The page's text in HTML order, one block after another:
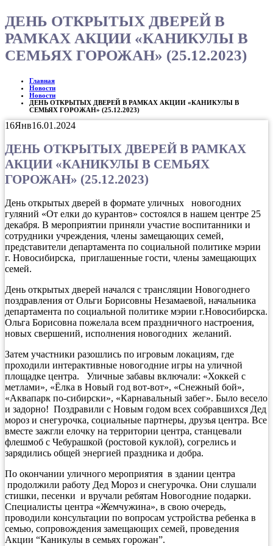
ДЕНЬ ОТКРЫТЫХ ДВЕРЕЙ В
РАМКАХ АКЦИИ «КАНИКУЛЫ В
СЕМЬЯХ ГОРОЖАН» (25.12.2023)
Главная
Новости
Новости
ДЕНЬ ОТКРЫТЫХ ДВЕРЕЙ В РАМКАХ АКЦИИ «КАНИКУЛЫ В
СЕМЬЯХ ГОРОЖАН» (25.12.2023)
16Янв16.01.2024
ДЕНЬ ОТКРЫТЫХ ДВЕРЕЙ В РАМКАХ
АКЦИИ «КАНИКУЛЫ В СЕМЬЯХ
ГОРОЖАН» (25.12.2023)
День открытых дверей в формате уличных новогодних
гуляний «От елки до курантов» состоялся в нашем центре 25
декабря. В мероприятии приняли участие воспитанники и
сотрудники учреждения, члены замещающих семей,
представители департамента по социальной политике мэрии
г. Новосибирска, приглашенные гости, члены замещающих
семей.
День открытых дверей начался с трансляции Новогоднего
поздравления от Ольги Борисовны Незамаевой, начальника
департамента по социальной политике мэрии г.Новосибирска.
Ольга Борисовна пожелала всем праздничного настроения,
новых свершений, исполнения новогодних желаний.
Затем участники разошлись по игровым локациям, где
проходили интерактивные новогодние игры на уличной
площадке центра. Уличные забавы включали: «Хоккей с
метлами», «Ёлка в Новый год вот-вот», «Снежный бой»,
«Аквапарк по-сибирски», «Карнавальный забег». Было весело
и задорно! Поздравили с Новым годом всех собравшихся Дед
мороз и снегурочка, социальные партнеры, друзья центра. Все
вместе зажгли елочку на территории центра, станцевали
флешмоб с Чебурашкой (ростовой куклой), согрелись и
зарядились общей энергией праздника и добра.
По окончании уличного мероприятия в здании центра
продолжили работу Дед Мороз и снегурочка. Они слушали
стишки, песенки и вручали ребятам Новогодние подарки.
Специалисты центра «Жемчужина», в свою очередь,
проводили консультации по вопросам устройства ребенка в
семью, сопровождения замещающих семей, проведения
Акции “Каникулы в семьях горожан”.